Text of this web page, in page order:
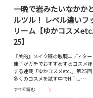
一晩で岩みたいなかか
ルツル！ レベル違いフ
リーム【ゆかコスメ
25】
『美的』メイク班の敏腕エディタ
佳子がガチでおすすめするコスメ
する連載「ゆかコスメetc.」第25回
多くのコスメを試す中でHITし…
すべて読む